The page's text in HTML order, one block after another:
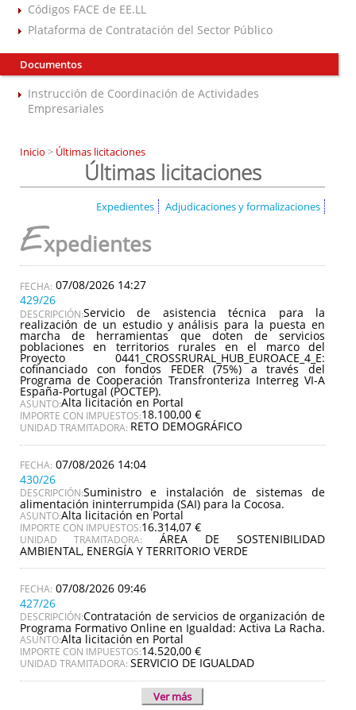
Códigos FACE de EE.LL
Plataforma de Contratación del Sector Público
Documentos
Instrucción de Coordinación de Actividades
Empresariales
Inicio > Últimas licitaciones
Últimas licitaciones
Expedientes Adjudicaciones y formalizaciones
Expedientes
07/08/2026 14:27
429/26
DESCRIPCIÓN:Servicio de asistencia técnica para la
realización de un estudio y análisis para la puesta en
marcha de herramientas que doten de servicios
poblaciones en territorios rurales en el marco del
Proyecto 0441_CROSSRURAL_HUB_EUROACE_4_E:
cofinanciado con fondos FEDER (75%) a través del
Programa de Cooperación Transfronteriza Interreg VI-A
España-Portugal (POCTEP).
ASUNTO:Alta licitación en Portal
IMPORTE CON IMPUESTOS:18.100,00 €
UNIDAD TRAMITADORA: RETO DEMOGRÁFICO
07/08/2026 14:04
430/26
DESCRIPCIÓN:Suministro e instalación de sistemas de
alimentación ininterrumpida (SAI) para la Cocosa.
ASUNTO:Alta licitación en Portal
IMPORTE CON IMPUESTOS:16.314,07 €
UNIDAD TRAMITADORA: ÁREA DE SOSTENIBILIDAD
AMBIENTAL, ENERGÍA Y TERRITORIO VERDE
07/08/2026 09:46
427/26
DESCRIPCIÓN:Contratación de servicios de organización de
Programa Formativo Online en Igualdad: Activa La Racha.
ASUNTO:Alta licitación en Portal
IMPORTE CON IMPUESTOS:14.520,00 €
UNIDAD TRAMITADORA: SERVICIO DE IGUALDAD
Ver más